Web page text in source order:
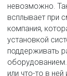
невозможно.
всплывает при
компания,
установкой
поддерживать
или что-то в